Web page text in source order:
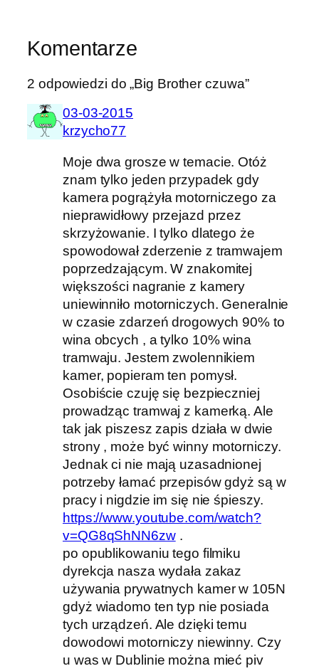
Komentarze
2 odpowiedzi do „Big Brother czuwa”
03-03-2015
krzycho77
Moje dwa grosze w temacie. Otóż
znam tylko jeden przypadek gdy
kamera pogrążyła motorniczego za
nieprawidłowy przejazd przez
skrzyżowanie. I tylko dlatego że
spowodował zderzenie z tramwajem
poprzedzającym. W znakomitej
większości nagranie z kamery
uniewinniło motorniczych. Generalnie
w czasie zdarzeń drogowych 90% to
wina obcych , a tylko 10% wina
tramwaju. Jestem zwolennikiem
kamer, popieram ten pomysł.
Osobiście czuję się bezpieczniej
prowadząc tramwaj z kamerką. Ale
tak jak piszesz zapis działa w dwie
strony , może być winny motorniczy.
Jednak ci nie mają uzasadnionej
potrzeby łamać przepisów gdyż są w
pracy i nigdzie im się nie śpieszy.
https://www.youtube.com/watch?
v=QG8qShNN6zw.
po opublikowaniu tego filmiku
dyrekcja nasza wydała zakaz
używania prywatnych kamer w 105N
gdyż wiadomo ten typ nie posiada
tych urządzeń. Ale dzięki temu
dowodowi motorniczy niewinny. Czy
u was w Dublinie można mieć piv